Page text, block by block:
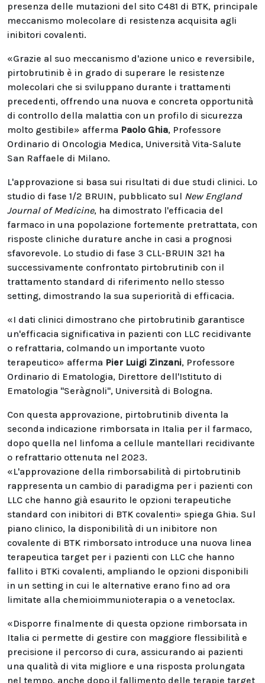
presenza delle mutazioni del sito C481 di BTK, principale
meccanismo molecolare di resistenza acquisita agli
inibitori covalenti.
«Grazie al suo meccanismo d'azione unico e reversibile,
pirtobrutinib è in grado di superare le resistenze
molecolari che si sviluppano durante i trattamenti
precedenti, offrendo una nuova e concreta opportunità
di controllo della malattia con un profilo di sicurezza
molto gestibile» afferma Paolo Ghia, Professore
Ordinario di Oncologia Medica, Università Vita-Salute
San Raffaele di Milano.
L'approvazione si basa sui risultati di due studi clinici. Lo
studio di fase 1/2 BRUIN, pubblicato sul New England
Journal of Medicine, ha dimostrato l'efficacia del
farmaco in una popolazione fortemente pretrattata, con
risposte cliniche durature anche in casi a prognosi
sfavorevole. Lo studio di fase 3 CLL-BRUIN 321 ha
successivamente confrontato pirtobrutinib con il
trattamento standard di riferimento nello stesso
setting, dimostrando la sua superiorità di efficacia.
«I dati clinici dimostrano che pirtobrutinib garantisce
un'efficacia significativa in pazienti con LLC recidivante
o refrattaria, colmando un importante vuoto
terapeutico» afferma Pier Luigi Zinzani, Professore
Ordinario di Ematologia, Direttore dell'Istituto di
Ematologia "Seràgnoli", Università di Bologna.
Con questa approvazione, pirtobrutinib diventa la
seconda indicazione rimborsata in Italia per il farmaco,
dopo quella nel linfoma a cellule mantellari recidivante
o refrattario ottenuta nel 2023.
«L'approvazione della rimborsabilità di pirtobrutinib
rappresenta un cambio di paradigma per i pazienti con
LLC che hanno già esaurito le opzioni terapeutiche
standard con inibitori di BTK covalenti» spiega Ghia. Sul
piano clinico, la disponibilità di un inibitore non
covalente di BTK rimborsato introduce una nuova linea
terapeutica target per i pazienti con LLC che hanno
fallito i BTKi covalenti, ampliando le opzioni disponibili
in un setting in cui le alternative erano fino ad ora
limitate alla chemioimmunioterapia o a venetoclax.
«Disporre finalmente di questa opzione rimborsata in
Italia ci permette di gestire con maggiore flessibilità e
precisione il percorso di cura, assicurando ai pazienti
una qualità di vita migliore e una risposta prolungata
nel tempo, anche dopo il fallimento delle terapie target